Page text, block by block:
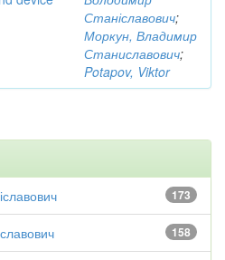
Станіславович;
Моркун, Владимир
Станиславович;
Potapov, Viktor
173
158